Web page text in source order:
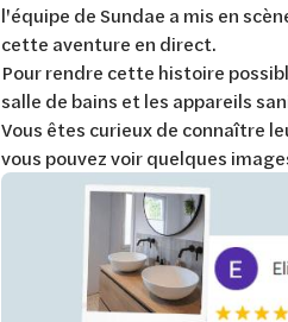
l'équipe de Sundae a mis en
cette aventure en direct.
Pour rendre cette histoire
salle de bains et les appareils
Vous êtes curieux de connaître
vous pouvez voir quelques